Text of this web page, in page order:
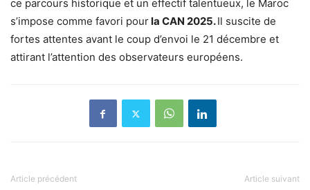
ce parcours historique et un effectif talentueux, le Maroc
s’impose comme favori pourla CAN 2025.Il suscite de
fortes attentes avant le coup d’envoi le 21 décembre et
attirant l’attention des observateurs européens.
Article précédent Article suivant